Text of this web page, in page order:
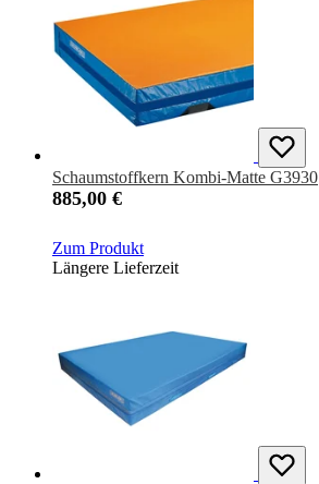
Schaumstoffkern Kombi-Matte G3930
885,00 €
Zum Produkt
Längere Lieferzeit